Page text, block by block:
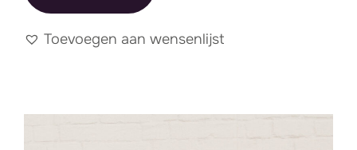
Toevoegen aan wensenlijst